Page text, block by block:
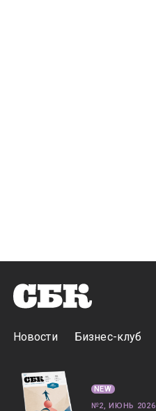
Новости Бизнес-клуб
NEW
№2, ИЮНЬ 2026